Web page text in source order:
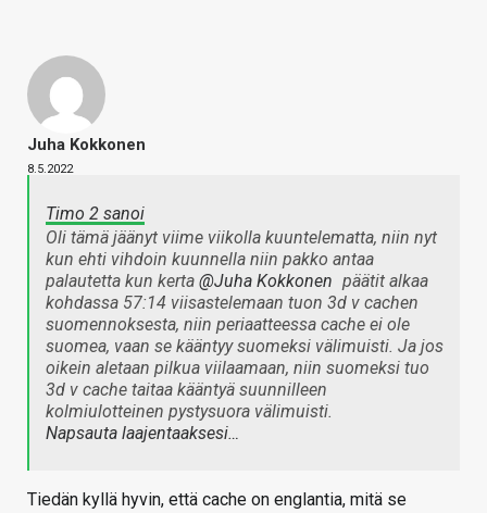
Juha Kokkonen
8.5.2022
Timo 2 sanoi
Oli tämä jäänyt viime viikolla kuuntelematta, niin nyt
kun ehti vihdoin kuunnella niin pakko antaa
palautetta kun kerta @Juha Kokkonen päätit alkaa
kohdassa 57:14 viisastelemaan tuon 3d v cachen
suomennoksesta, niin periaatteessa cache ei ole
suomea, vaan se kääntyy suomeksi välimuisti. Ja jos
oikein aletaan pilkua viilaamaan, niin suomeksi tuo
3d v cache taitaa kääntyä suunnilleen
kolmiulotteinen pystysuora välimuisti.
Napsauta laajentaaksesi…
Tiedän kyllä hyvin, että cache on englantia, mitä se